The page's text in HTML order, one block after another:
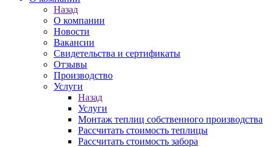
Назад
О компании
Новости
Вакансии
Свидетельства и сертификаты
Отзывы
Производство
Услуги
Назад
Услуги
Монтаж теплиц собственного производства
Рассчитать стоимость теплицы
Рассчитать стоимость забора